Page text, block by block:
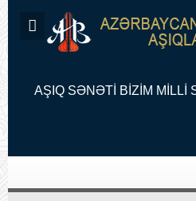
AŞIQ SƏNƏTİ BİZİM MİLLİ